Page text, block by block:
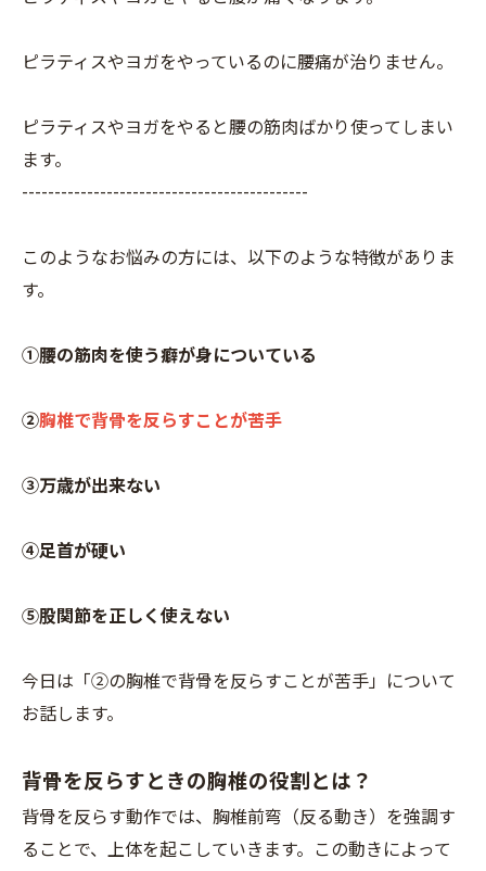
ピラティスやヨガをやっているのに腰痛が治りません。
ピラティスやヨガをやると腰の筋肉ばかり使ってしまい
ます。
--------------------------------------------
このようなお悩みの方には、以下のような特徴がありま
す。
①腰の筋肉を使う癖が身についている
②胸椎で背骨を反らすことが苦手
③万歳が出来ない
④足首が硬い
⑤股関節を正しく使えない
今日は「②の胸椎で背骨を反らすことが苦手」について
お話します。
背骨を反らすときの胸椎の役割とは？
背骨を反らす動作では、胸椎前弯（反る動き）を強調す
ることで、上体を起こしていきます。この動きによって